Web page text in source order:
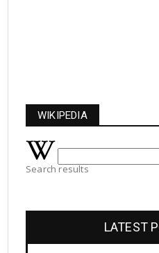
WIKIPEDIA
Search results
LATEST